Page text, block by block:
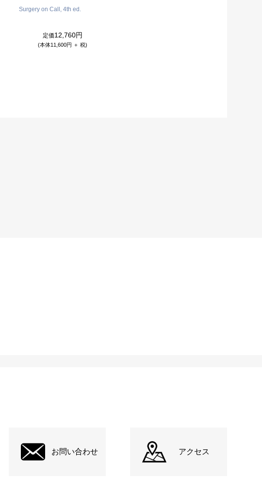
Surgery on Call, 4th ed.
定価12,760円
(本体11,600円 ＋ 税)
お問い合わせ アクセス